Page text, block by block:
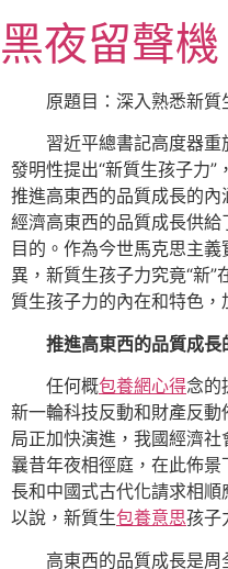
至
主
黑夜留聲機
原題目：深入熟悉新
習近平總書記高度器重
發明性提出“新質生孩子力
推進高東西的品質成長的
經濟高東西的品質成長供
目的。作為今世馬克思主
異，新質生孩子力究竟“新
質生孩子力的內在和特色，
推進高東西的品質成
任何概包養網心得念的
新一輪科技反動和財產反
局正加快演進，我國經濟
曩昔年夜相徑庭，在此佈
長和中國式古代化請求相
以說，新質生包養意思孩子
高東西的品質成長是